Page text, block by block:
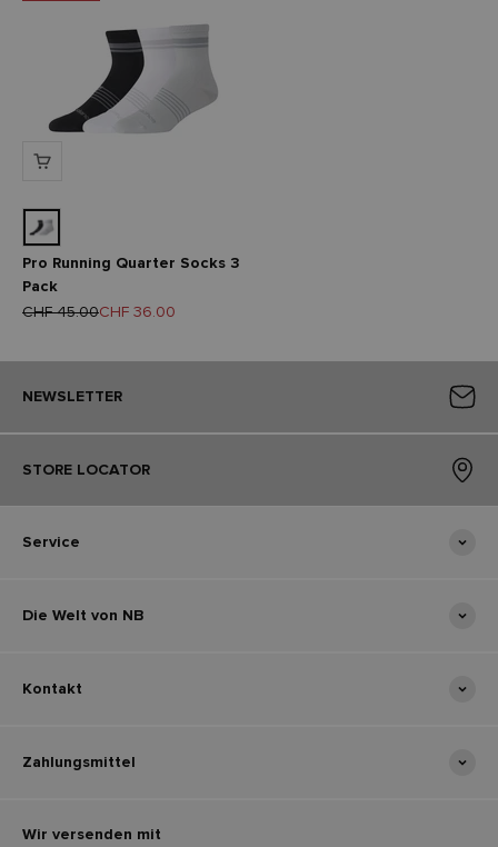
Pro Running Quarter Socks 3
Pack
Regulärer Preis
CHF 45.00Angebot
CHF 36.00
NEWSLETTER
STORE LOCATOR
Service
Die Welt von NB
Kontakt
Wir versenden mit
Zahlungsmittel